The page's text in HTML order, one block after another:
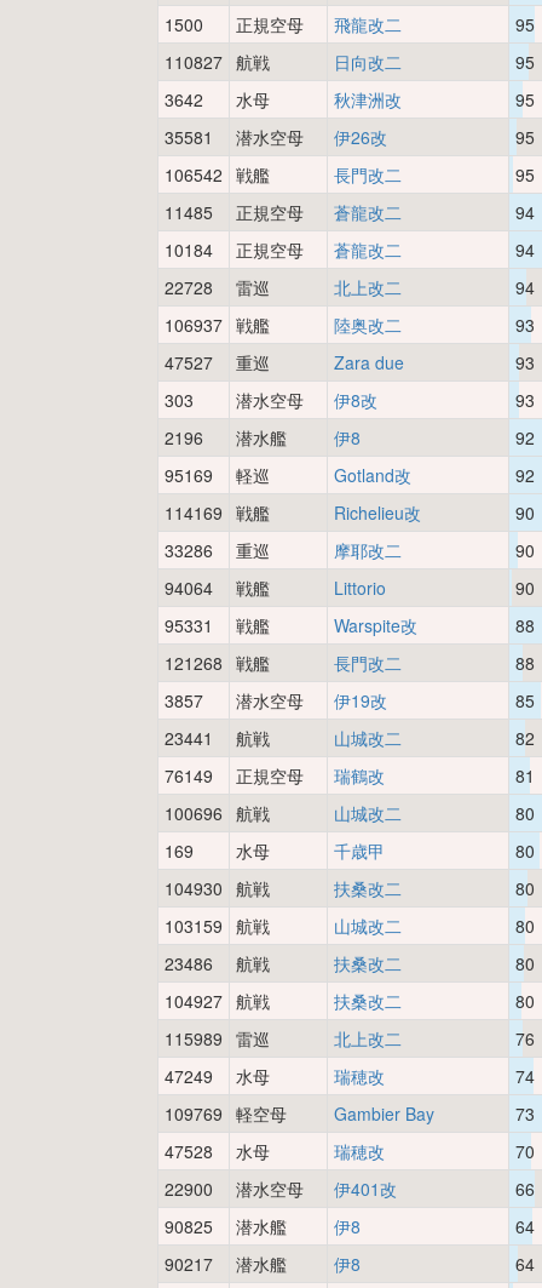
1500
正規空母 飛龍改二
95
110827 航戦 日向改二
95
3642
水母 秋津洲改
95
35581
潜水空母 伊26改
95
106542 戦艦 長門改二
95
11485
正規空母 蒼龍改二
94
10184
正規空母 蒼龍改二
94
22728
雷巡 北上改二
94
106937 戦艦 陸奥改二
93
47527
重巡 Zara due
93
303
潜水空母 伊8改
93
2196
潜水艦 伊8
92
95169
軽巡 Gotland改
92
114169 戦艦 Richelieu改
90
33286
重巡 摩耶改二
90
94064
戦艦 Littorio
90
95331
戦艦 Warspite改
88
121268 戦艦 長門改二
88
3857
潜水空母 伊19改
85
23441
航戦 山城改二
82
76149
正規空母 瑞鶴改
81
100696 航戦 山城改二
80
169
水母 千歳甲
80
104930 航戦 扶桑改二
80
103159 航戦 山城改二
80
23486
航戦 扶桑改二
80
104927 航戦 扶桑改二
80
115989 雷巡 北上改二
76
47249
水母 瑞穂改
74
109769 軽空母 Gambier Bay
73
47528
水母 瑞穂改
70
22900
潜水空母 伊401改
66
90825
潜水艦 伊8
64
90217
潜水艦 伊8
64